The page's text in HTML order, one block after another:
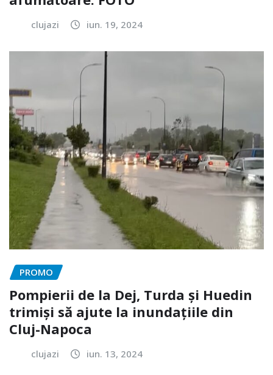
clujazi iun. 19, 2024
PROMO
Pompierii de la Dej, Turda și Huedin
trimiși să ajute la inundațiile din
Cluj-Napoca
clujazi iun. 13, 2024